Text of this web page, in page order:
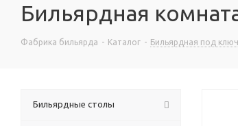
Бильярдная
Фабрика бильярда - Каталог - Бильярдная под ключ
Бильярдные столы